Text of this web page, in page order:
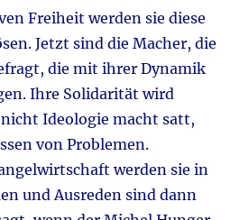
Freiheit werden sie diese
Jetzt sind die Macher, die
die mit ihrer Dynamik
Ihre Solidarität wird
Ideologie macht satt,
von Problemen.
werden sie in
und Ausreden sind dann